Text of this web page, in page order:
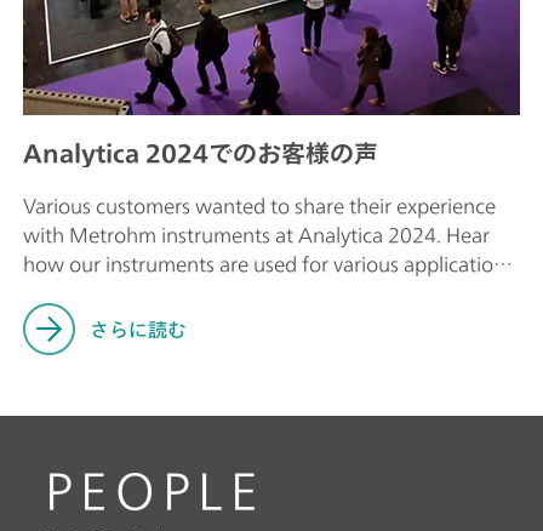
Analytica 2024でのお客様の声
Various customers wanted to share their experience
with Metrohm instruments at Analytica 2024. Hear
how our instruments are used for various applications
さらに読む
PEOPLE